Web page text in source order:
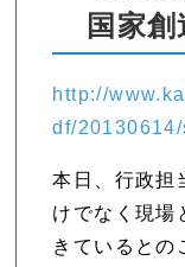
国家
http://
df/
本日、行政担
けでなく現場
きているとの